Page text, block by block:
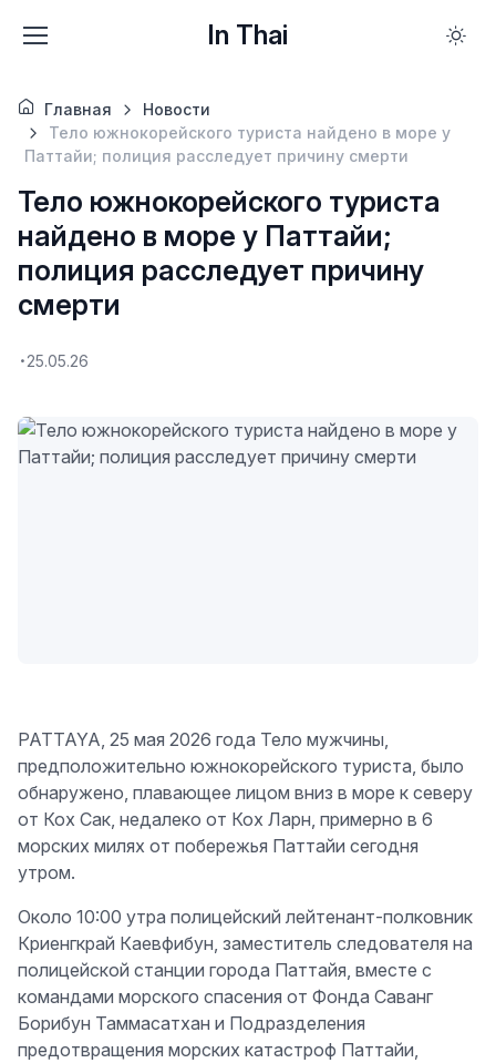
In Thai
Главная
Новости
Тело южнокорейского туриста найдено в море у
Паттайи; полиция расследует причину смерти
Тело южнокорейского туриста
найдено в море у Паттайи;
полиция расследует причину
смерти
25.05.26
PATTAYA, 25 мая 2026 года Тело мужчины,
предположительно южнокорейского туриста, было
обнаружено, плавающее лицом вниз в море к северу
от Кох Сак, недалеко от Кох Ларн, примерно в 6
морских милях от побережья Паттайи сегодня
утром.
Около 10:00 утра полицейский лейтенант-полковник
Криенгкрай Каевфибун, заместитель следователя на
полицейской станции города Паттайя, вместе с
командами морского спасения от Фонда Саванг
Борибун Таммасатхан и Подразделения
предотвращения морских катастроф Паттайи,